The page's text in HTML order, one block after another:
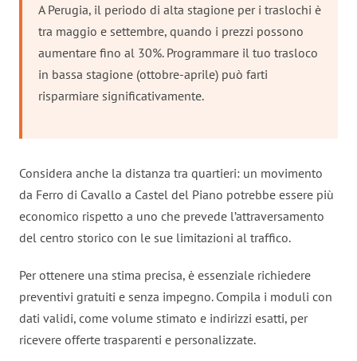
A Perugia, il periodo di alta stagione per i traslochi è
tra maggio e settembre, quando i prezzi possono
aumentare fino al 30%. Programmare il tuo trasloco
in bassa stagione (ottobre-aprile) può farti
risparmiare significativamente.
Considera anche la distanza tra quartieri: un movimento
da Ferro di Cavallo a Castel del Piano potrebbe essere più
economico rispetto a uno che prevede l’attraversamento
del centro storico con le sue limitazioni al traffico.
Per ottenere una stima precisa, è essenziale richiedere
preventivi gratuiti e senza impegno. Compila i moduli con
dati validi, come volume stimato e indirizzi esatti, per
ricevere offerte trasparenti e personalizzate.